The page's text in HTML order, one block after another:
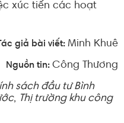
xúc tiến các hoạt
giả bài viết: Minh Khuê
Nguồn tin: Công Thương
sách đầu tư Bình
, Thị trường khu công